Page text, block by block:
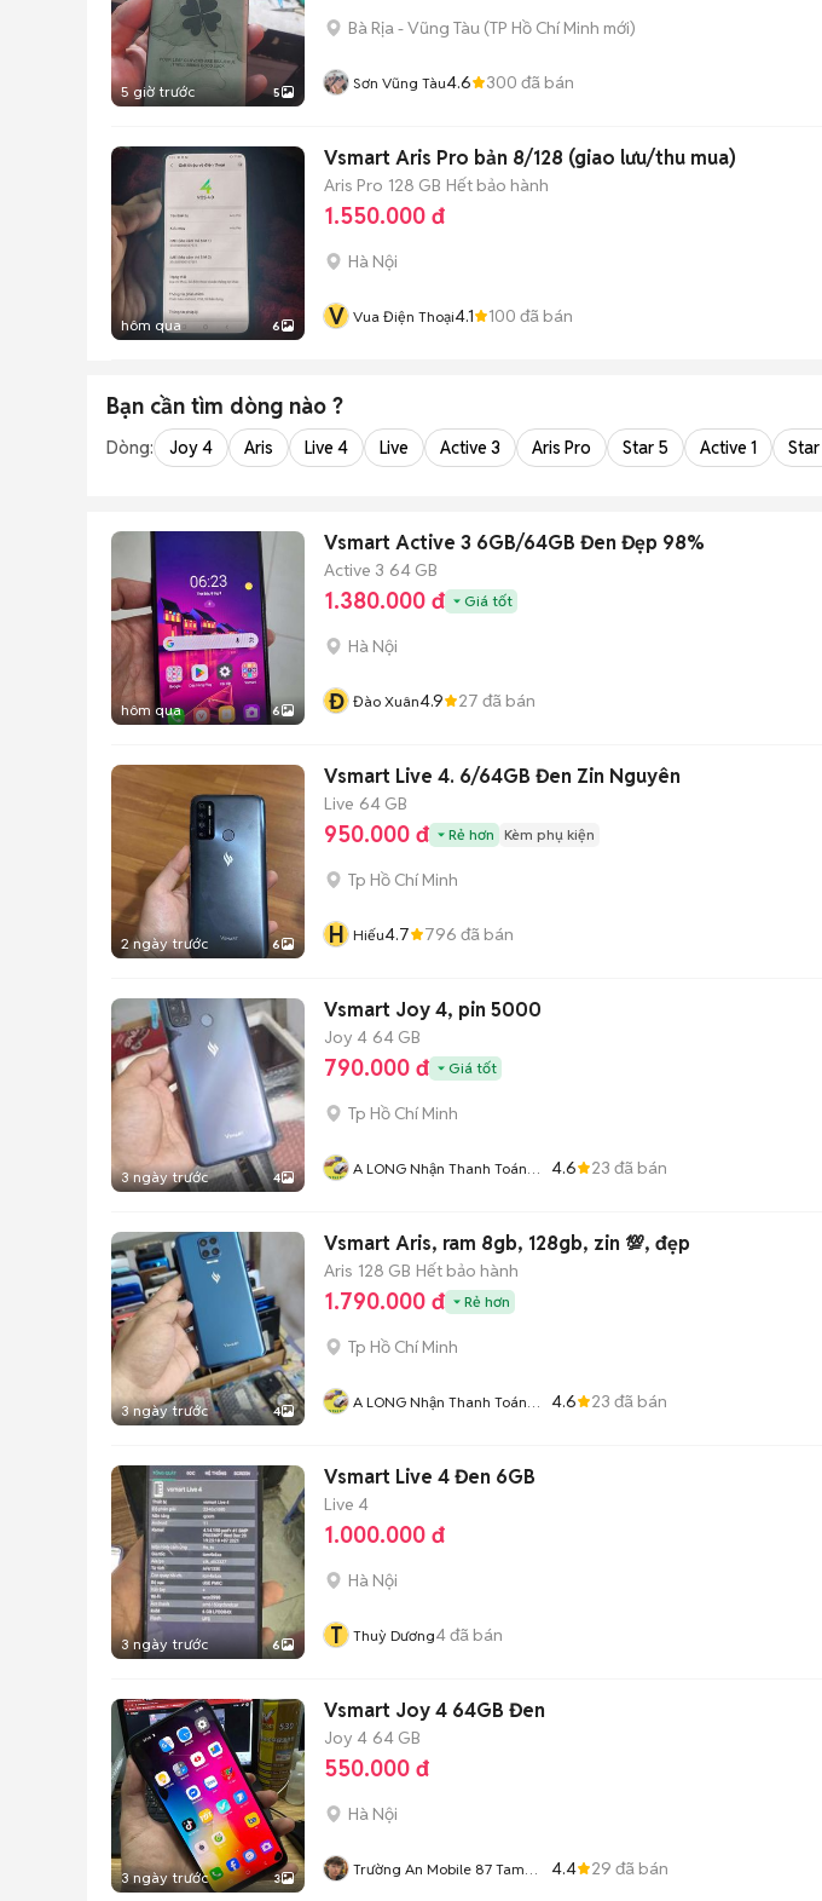
5 giờ trước 5
Bà Rịa - Vũng Tàu (TP Hồ Chí Minh mới)
Sơn Vũng Tàu4.6 300 đã bán
hôm qua 6
Vsmart Aris Pro bản 8/128 (giao lưu/thu mua)
Aris Pro 128 GB Hết bảo hành
1.550.000 đ
Hà Nội
V Vua Điện Thoại4.1 100 đã bán
Bạn cần tìm dòng nào ?
Dòng: Joy 4 Aris Live 4 Live Active 3 Aris Pro Star 5 Active 1
hôm qua 6
Vsmart Active 3 6GB/64GB Đen Đẹp 98%
Active 3 64 GB
1.380.000 đ Giá tốt
Hà Nội
Đ Đào Xuân4.9 27 đã bán
2 ngày trước 6
Vsmart Live 4. 6/64GB Đen Zin Nguyên
Live 64 GB
950.000 đ Rẻ hơn Kèm phụ kiện
Tp Hồ Chí Minh
H Hiếu4.7 796 đã bán
3 ngày trước 4
Vsmart Joy 4, pin 5000
Joy 4 64 GB
790.000 đ Giá tốt
Tp Hồ Chí Minh
A LONG Nhận Thanh Toán
4.6 23 đã bán
3 ngày trước 4
Vsmart Aris, ram 8gb, 128gb, zin 💯, đẹp
Aris 128 GB Hết bảo hành
1.790.000 đ Rẻ hơn
Tp Hồ Chí Minh
A LONG Nhận Thanh Toán
4.6 23 đã bán
3 ngày trước 6
Vsmart Live 4 Đen 6GB
Live 4
1.000.000 đ
Hà Nội
T Thuỳ Dương4đã bán
3 ngày trước 3
Vsmart Joy 4 64GB Đen
Joy 4 64 GB
550.000 đ
Hà Nội
Trường An Mobile 87 Tam
4.4 29 đã bán